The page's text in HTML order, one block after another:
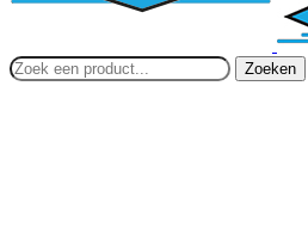
Zoeken